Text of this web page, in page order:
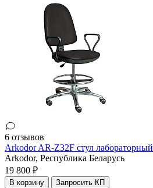
6 отзывов
Arkodor AR-Z32F стул лабораторный
Arkodor, Республика Беларусь
19 800 ₽
В корзину Запросить КП